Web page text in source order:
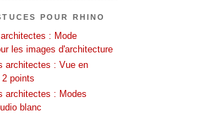
POUR RHINO
: Mode
les images d'architecture
architectes : Vue en
points
architectes : Modes
blanc